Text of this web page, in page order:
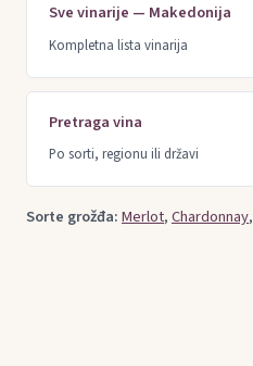
Sve vinarije — Makedonija
Kompletna lista vinarija
Pretraga vina
Po sorti, regionu ili državi
Sorte grožđa:Merlot,Chardonnay,